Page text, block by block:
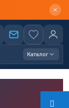
Каталог